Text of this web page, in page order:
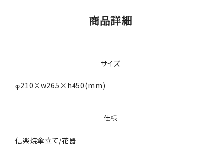
商品詳細
サイズ
φ210×w265×h450(mm)
仕様
信楽焼傘立て/花器